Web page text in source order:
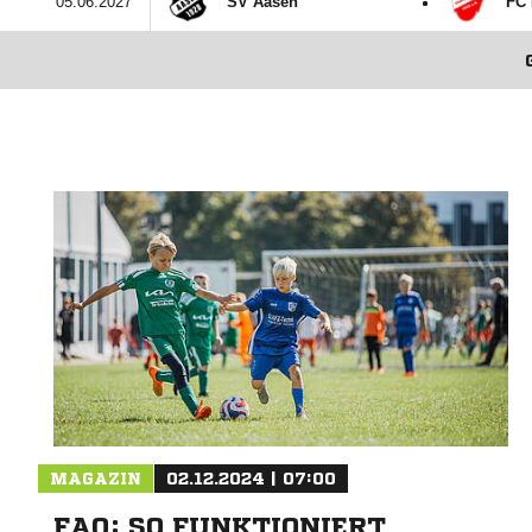
MAGAZIN 02.12.2024 | 07:00